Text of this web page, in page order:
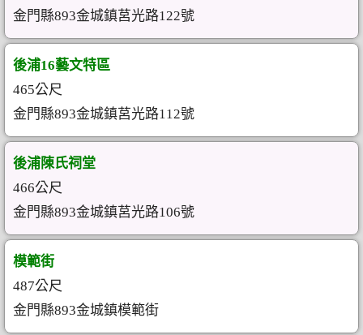
金門縣893金城鎮莒光路122號
後浦16藝文特區
465公尺
金門縣893金城鎮莒光路112號
後浦陳氏祠堂
466公尺
金門縣893金城鎮莒光路106號
模範街
487公尺
金門縣893金城鎮模範街